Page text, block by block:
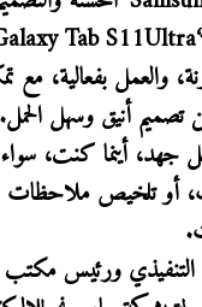
والعمل بفعالية، مع
تصميم أنيق وسهل
جهد، أينما كنت،
أو تلخيص ملاحظات
ورئيس مكتب